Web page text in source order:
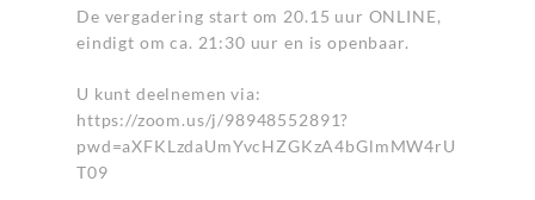
De vergadering start om 20.15 uur ONLINE,
eindigt om ca. 21:30 uur en is openbaar.
U kunt deelnemen via:
https://zoom.us/j/98948552891?
pwd=aXFKLzdaUmYvcHZGKzA4bGlmMW4rU
T09